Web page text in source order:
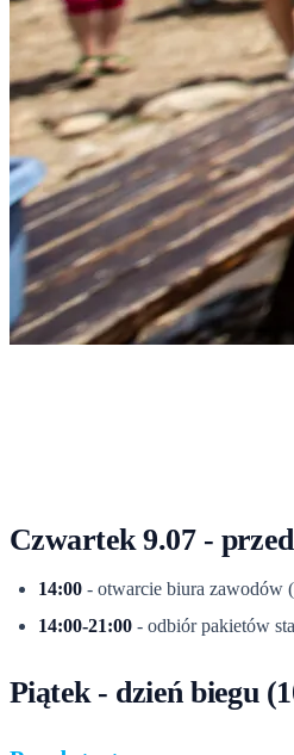
Czwartek 9.07 -
14:00 - otwarcie biura zawodów
14:00-21:00 - odbiór pakietów
Piątek - dzień biegu